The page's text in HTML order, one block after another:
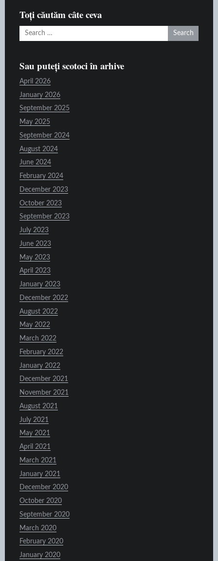
Toți căutăm câte ceva
Search
Sau puteți scotoci în arhive
April 2026
January 2026
September 2025
May 2025
September 2024
August 2024
June 2024
February 2024
December 2023
October 2023
September 2023
July 2023
June 2023
May 2023
April 2023
January 2023
December 2022
August 2022
May 2022
March 2022
February 2022
January 2022
December 2021
November 2021
August 2021
July 2021
May 2021
April 2021
March 2021
January 2021
December 2020
October 2020
September 2020
March 2020
February 2020
January 2020